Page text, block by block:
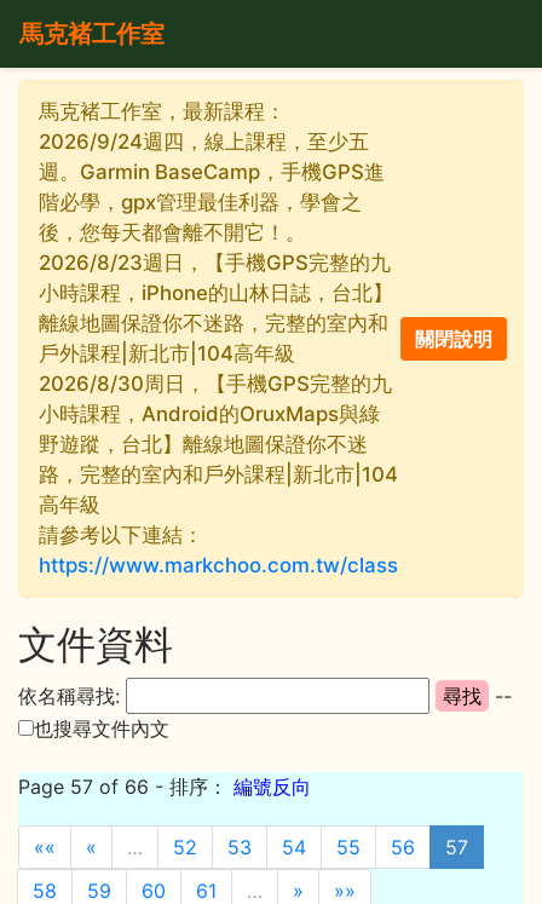
馬克褚工作室
馬克褚工作室，最新課程：
2026/9/24週四，線上課程，至少五
週。Garmin BaseCamp，手機GPS進
階必學，gpx管理最佳利器，學會之
後，您每天都會離不開它！。
2026/8/23週日，【手機GPS完整的九
小時課程，iPhone的山林日誌，台北】
離線地圖保證你不迷路，完整的室內和
戶外課程|新北市|104高年級
2026/8/30周日，【手機GPS完整的九
小時課程，Android的OruxMaps與綠
野遊蹤，台北】離線地圖保證你不迷
路，完整的室內和戶外課程|新北市|104
高年級
請參考以下連結：
https://www.markchoo.com.tw/class
文件資料
依名稱尋找:
--
也搜尋文件內文
Page 57 of 66 - 排序： 編號反向
«« « … 52 53 54 55 56
57
58
59 60 61 … » »»